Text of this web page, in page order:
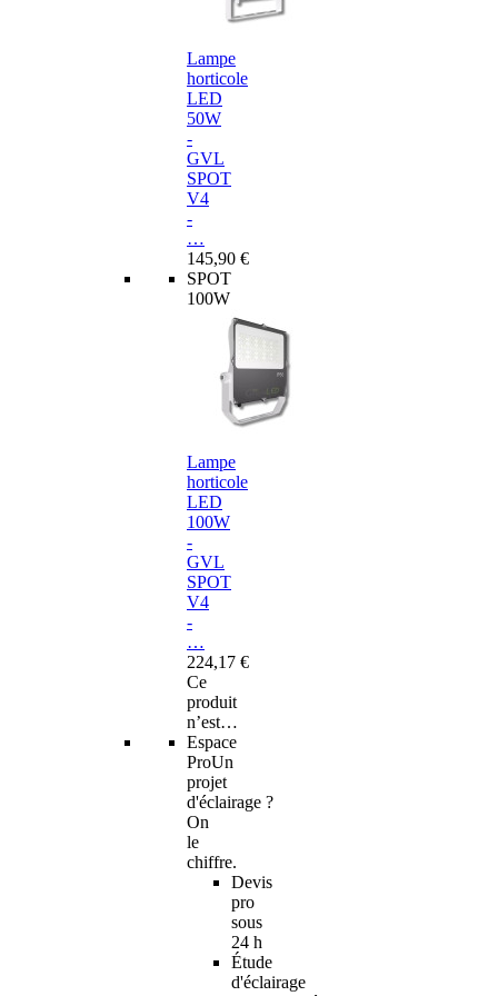
Lampe
horticole
LED
50W
-
GVL
SPOT
V4
-
…
145,90 €
SPOT
100W
Lampe
horticole
LED
100W
-
GVL
SPOT
V4
-
…
224,17 €
Ce
produit
n’est…
Espace
ProUn
projet
d'éclairage ?
On
le
chiffre.
Devis
pro
sous
24 h
Étude
d'éclairage